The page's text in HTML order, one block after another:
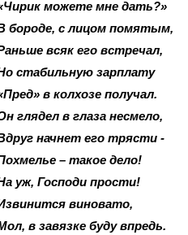
можете мне дать?»
бороде, с лицом помятым,
всяк его встречал,
стабильную зарплату
в колхозе получал.
глядел в глаза несмело,
начнет его трясти -
– такое дело!
уж, Господи прости!
виновато,
в завязке буду впредь.